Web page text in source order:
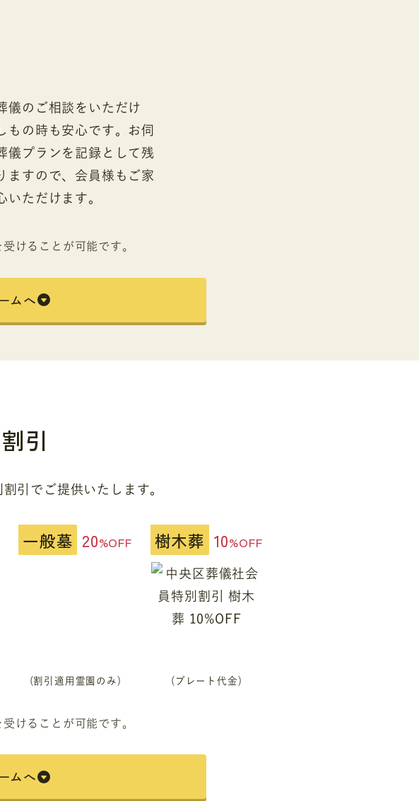
儀のご相談をいただけ
もの時も安心です。お伺
儀プランを記録として残
ますので、会員様もご家
いただけます。
けることが可能です。
ムへ
引
割引でご提供いたします。
一般墓 20%OFF
(割引適用霊園のみ)
樹木葬 10%OFF
(プレート代金)
けることが可能です。
ムへ